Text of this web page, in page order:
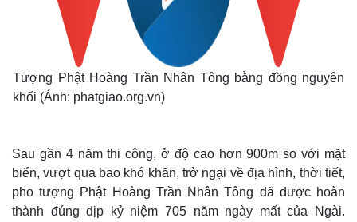
Tượng Phật Hoàng Trần Nhân Tông bằng đồng nguyên
khối (Ảnh: phatgiao.org.vn)
Sau gần 4 năm thi công, ở độ cao hơn 900m so với mặt
biển, vượt qua bao khó khăn, trở ngại về địa hình, thời tiết,
pho tượng Phật Hoàng Trần Nhân Tông đã được hoàn
thành đúng dịp kỷ niệm 705 năm ngày mất của Ngài.